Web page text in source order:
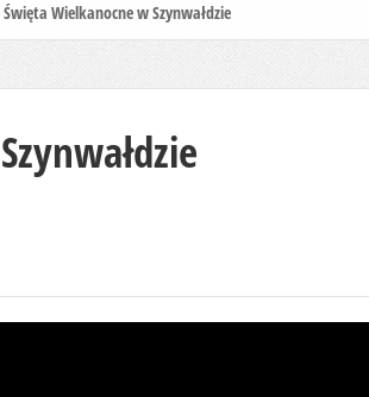
Święta Wielkanocne w Szynwałdzie